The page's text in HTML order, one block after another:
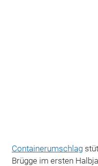
Containerumschlag
Brügge im ersten